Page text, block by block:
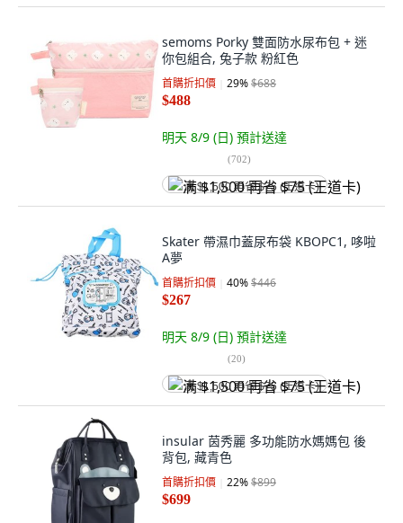
semoms Porky 雙面防水尿布包 + 迷
你包組合, 兔子款 粉紅色
首購折扣價 29%$688
$488
明天 8/9 (日) 預計送達
(702)
满 $1,500 再省 $75 (王道卡)
Skater 帶濕巾蓋尿布袋 KBOPC1, 哆啦
A夢
首購折扣價 40%$446
$267
明天 8/9 (日) 預計送達
(20)
满 $1,500 再省 $75 (王道卡)
insular 茵秀麗 多功能防水媽媽包 後
背包, 藏青色
首購折扣價 22%$899
$699